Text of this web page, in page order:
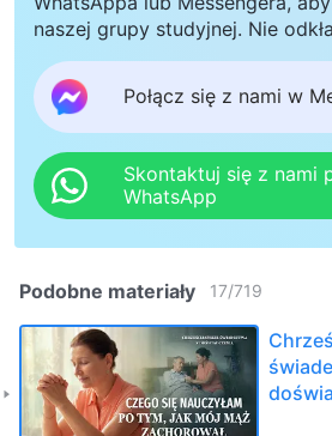
naszej grupy studyjnej. Nie
Połącz się z nami w
Skontaktuj się z nami
WhatsApp
Podobne materiały 17/719